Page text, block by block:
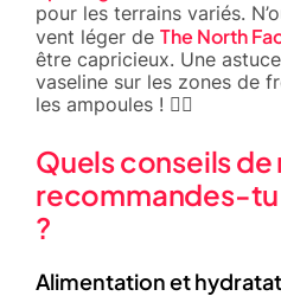
pour les terrains variés.
vent léger de The North
être capricieux. Une
vaseline sur les zones de
les ampoules ! 🏃‍♂️
Quels conseils
recommandes-tu
?
Alimentation et